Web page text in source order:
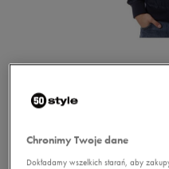
Chronimy Twoje dane
Dokładamy wszelkich starań, aby